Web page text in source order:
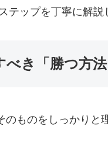
テップを丁寧に解説
べき「勝つ方
ものをしっかりと